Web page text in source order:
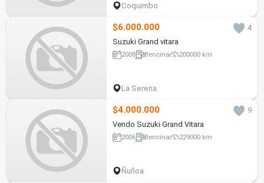
Coquimbo
$6.000.000
4
Suzuki Grand vitara
2008 Bencina 200000 km
La Serena
$4.000.000
9
Vendo Suzuki Grand Vitara
2006 Bencina 229000 km
Ñuñoa